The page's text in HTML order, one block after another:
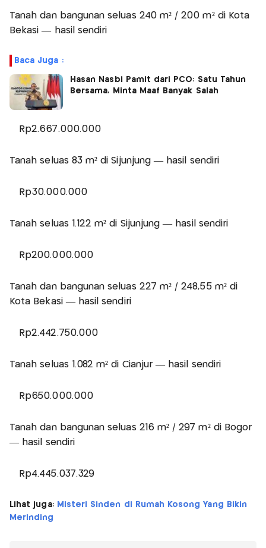
Tanah dan bangunan seluas 240 m² / 200 m² di Kota
Bekasi — hasil sendiri
Baca Juga :
Hasan Nasbi Pamit dari PCO: Satu Tahun
Bersama, Minta Maaf Banyak Salah
Rp2.667.000.000
Tanah seluas 83 m² di Sijunjung — hasil sendiri
Rp30.000.000
Tanah seluas 1.122 m² di Sijunjung — hasil sendiri
Rp200.000.000
Tanah dan bangunan seluas 227 m² / 248,55 m² di
Kota Bekasi — hasil sendiri
Rp2.442.750.000
Tanah seluas 1.082 m² di Cianjur — hasil sendiri
Rp650.000.000
Tanah dan bangunan seluas 216 m² / 297 m² di Bogor
— hasil sendiri
Rp4.445.037.329
Lihat juga: Misteri Sinden di Rumah Kosong Yang Bikin
Merinding